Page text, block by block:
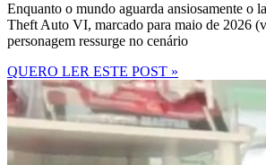
Enquanto o mundo aguarda ansiosamente o
Theft Auto VI, marcado para maio de 2026
personagem ressurge no cenário
QUERO LER ESTE POST »